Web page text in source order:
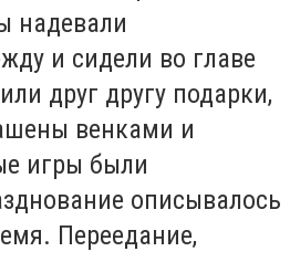
надевали
и сидели во главе
друг другу подарки,
венками и
игры были
описывалось
Переедание,